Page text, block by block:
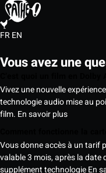
FREN
Vous avez une
Vivez une nouvelle
technologie audio mise au
film. En savoir plus
Vous donne accès à un tarif
valable 3 mois, après la date
supplément technologieEn